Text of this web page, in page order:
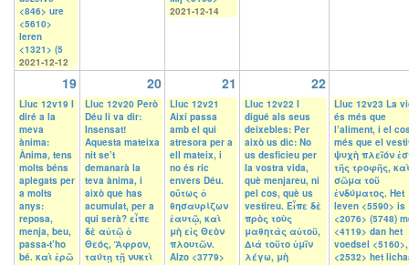
<846> ure
<5610>
leren
<1321> (5
2021-12-12
2021-12-14
19 20 21 22
Lluc 12v19 I
diré a la
meva
ànima:
Ànima, tens
molts béns
aplegats per
a molts
anys:
reposa,
menja, beu,
passa-t’ho
bé. καὶ ἐρῶ
Lluc 12v20 Però
Déu li va dir:
Insensat!
Aquesta mateixa
nit se’t
demanarà la
teva ànima, i
això que has
acumulat, per a
qui serà? εἶπε
δὲ αὐτῷ ὁ
Θεός, Ἄφρον,
ταύτῃ τῇ νυκτὶ
Lluc 12v21
Així passa
amb el qui
atresora per a
ell mateix, i
no és ric
envers Déu.
οὕτως ὁ
θησαυρίζων
ἑαυτῷ, καὶ
μὴ εἰς Θεὸν
πλουτῶν.
Alzo <3779>
Lluc 12v22 I
digué als seus
deixebles: Per
això us dic: No
us desficieu per
la vostra vida,
què menjareu, ni
pel cos, què us
vestireu. Εἶπε δὲ
πρὸς τοὺς
μαθητὰς αὐτοῦ,
Διὰ τοῦτο ὑμῖν
λέγω, μὴ
Lluc 12v23 La
és més que
l’aliment, i el
més que el
ψυχὴ πλεῖόν
τῆς τροφῆς,
σῶμα τοῦ
ἐνδύματος. Het
leven <5590> is
<2076> (5748)
<4119> dan het
voedsel
<2532> het